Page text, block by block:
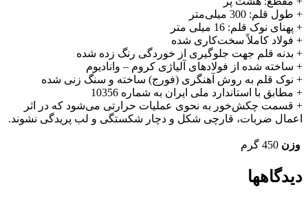
+ طول قلم: 300 میلی‌متر
+ پهنای نوک قلم: 16 میلی متر
+ فولاد کاملاً سخت‌کاری شده
+ بدنه قلم جهت جلوگیری از خوردگی رنگ زده شده
+ ساخته شده از فولادهای آلیاژی کروم – وانادیوم
+ نوک قلم به روش آهنگری (فورج) ساخته و سنگ‌ زنی شده
+ مطابق با استاندارد ملی ایران به شماره 10356
+ قسمت چکش‌خور به نحوی عملیات حرارتی می‌شود که در اثر
اعمال ضربات، قارچی شکل و دچار شکستگی و لب پریدگی نشوند.
وزن 450 گرم
دیدگاهها